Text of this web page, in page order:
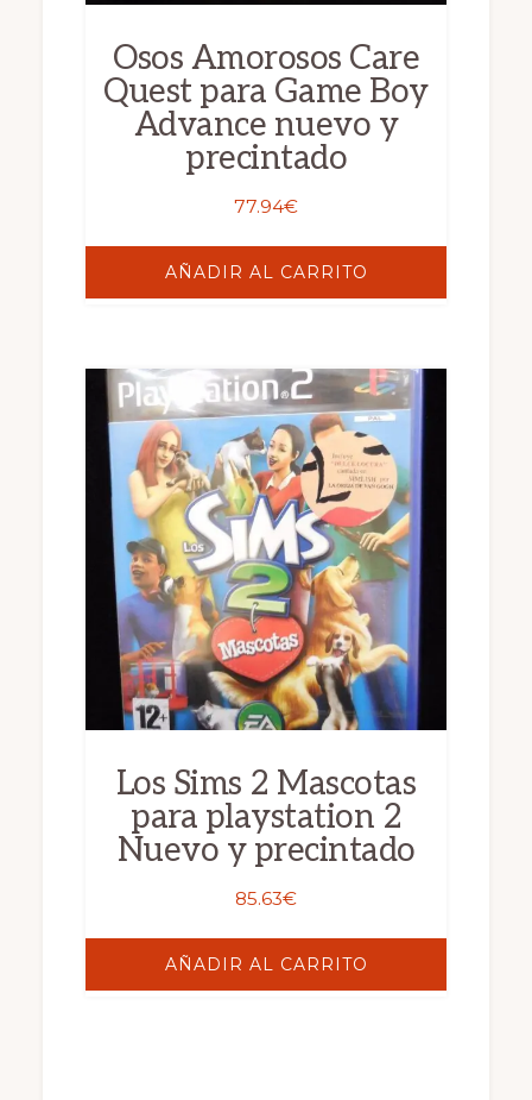
Osos Amorosos Care
Quest para Game Boy
Advance nuevo y
precintado
77.94€
AÑADIR AL CARRITO
Los Sims 2 Mascotas
para playstation 2
Nuevo y precintado
85.63€
AÑADIR AL CARRITO